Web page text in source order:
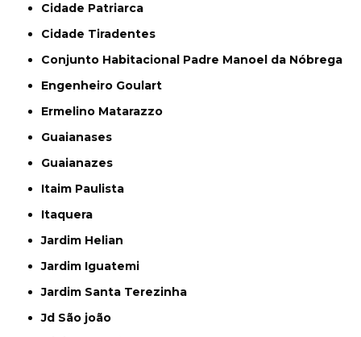
Cidade Patriarca
Cidade Tiradentes
Conjunto Habitacional Padre Manoel da Nóbrega
Engenheiro Goulart
Ermelino Matarazzo
Guaianases
Guaianazes
Itaim Paulista
Itaquera
Jardim Helian
Jardim Iguatemi
Jardim Santa Terezinha
Jd São joão